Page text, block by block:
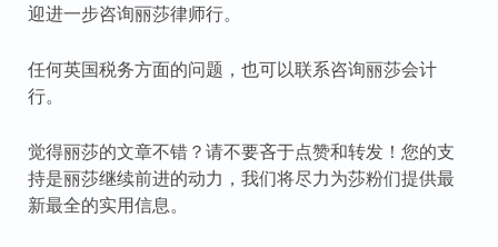
迎进一步咨询丽莎律师行。
任何英国税务方面的问题，也可以联系咨询丽莎会计
行。
觉得丽莎的文章不错？请不要吝于点赞和转发！您的支
持是丽莎继续前进的动力，我们将尽力为莎粉们提供最
新最全的实用信息。